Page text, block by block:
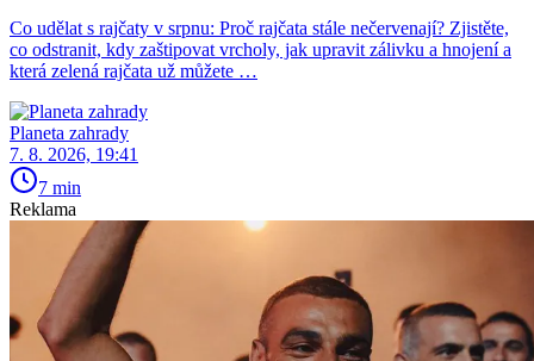
Co udělat s rajčaty v srpnu: Proč rajčata stále nečervenají? Zjistěte,
co odstranit, kdy zaštipovat vrcholy, jak upravit zálivku a hnojení a
která zelená rajčata už můžete …
Planeta zahrady
7. 8. 2026, 19:41
7 min
Reklama